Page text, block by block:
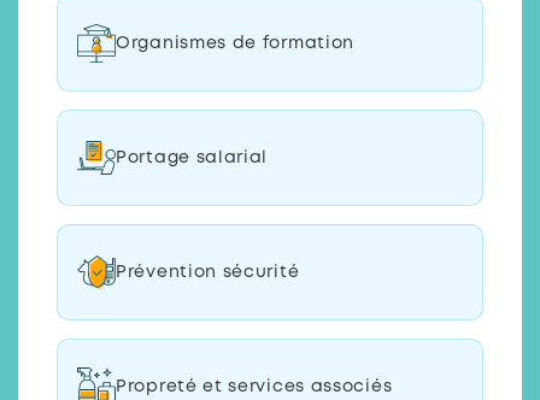
Organismes de formation
Portage salarial
Prévention sécurité
Propreté et services associés